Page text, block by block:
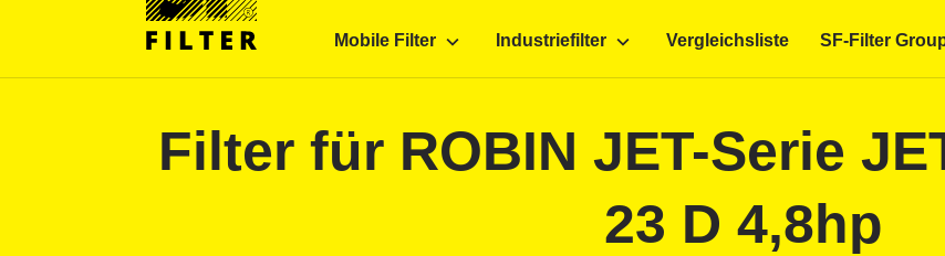
Mobile Filter Industriefilter Vergleichsliste SF-Filter
SF Filter Homepage
Filter für ROBIN JET-Serie
23 D 4,8hp